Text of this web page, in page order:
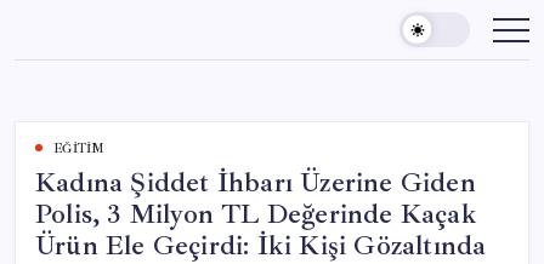
content
EĞITIM
Kadına Şiddet İhbarı Üzerine Giden
Polis, 3 Milyon TL Değerinde Kaçak
Ürün Ele Geçirdi: İki Kişi Gözaltında